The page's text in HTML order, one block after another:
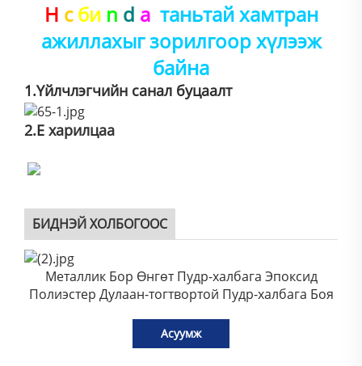
H сби n d а таньтай хамтран
ажиллахыг зорилгоор хүлээж
байна
1.Үйлчлэгчийн санал буцаалт
2.Е харилцаа
БИДНЭЙ ХОЛБОГООС
Металлик Бор Өнгөт Пудр-халбага Эпоксид
Полиэстер Дулаан-тогтвортой Пудр-халбага Боя
Асуумж